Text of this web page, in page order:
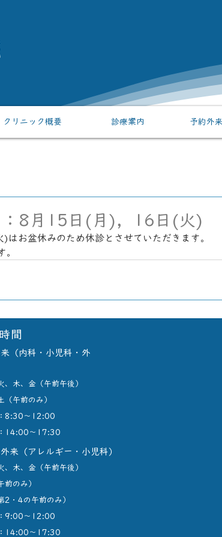
クリニック概要 診療案内 予約外
：8月15日(月)，16日(火)
お盆休みのため休診とさせていただきます。
。
間
（内科・小児科・外
、木、金（午前午後）
（午前のみ）
8:30～12:00
：14:00～17:30
来（アレルギー・小児科）
、木、金（午前午後）
前のみ）
2・4の午前のみ）
9:00～12:00
：14:00～17:30